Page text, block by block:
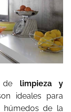
de limpieza y
ideales para
húmedos de la